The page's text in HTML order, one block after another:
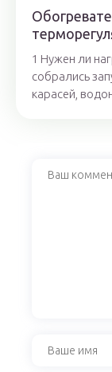
1 Нужен ли
собрались
карасей,